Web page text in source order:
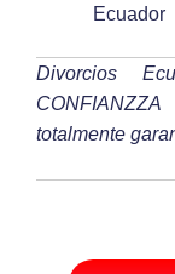
Ecuador
Divorcios
totalmente